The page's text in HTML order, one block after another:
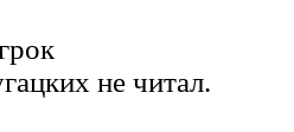
не читал.